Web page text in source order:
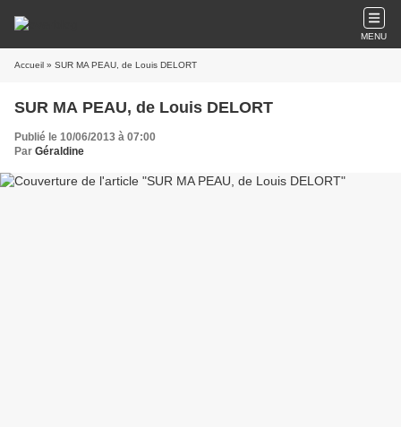
MENU
Accueil » SUR MA PEAU, de Louis DELORT
SUR MA PEAU, de Louis DELORT
Publié le 10/06/2013 à 07:00
Par Géraldine